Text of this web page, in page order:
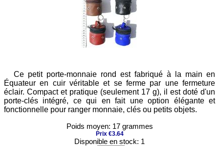
Ce petit porte-monnaie rond est fabriqué à la main en
Équateur en cuir véritable et se ferme par une fermeture
éclair. Compact et pratique (seulement 17 g), il est doté d'un
porte-clés intégré, ce qui en fait une option élégante et
fonctionnelle pour ranger monnaie, clés ou petits objets.
Poids moyen: 17 grammes
Prix €3.64
Disponible en stock: 1